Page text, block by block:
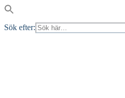
Sök efter: